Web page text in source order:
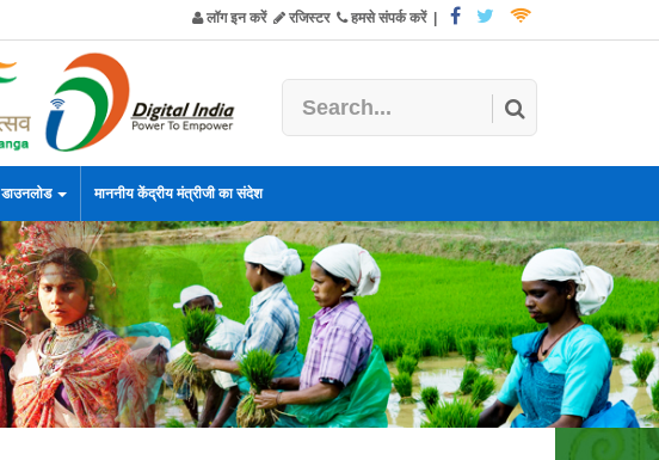
लॉग इन करें रजिस्टर हमसे संपर्क करें|
डाउनलोड माननीय केंद्रीय मंत्रीजी का संदेश